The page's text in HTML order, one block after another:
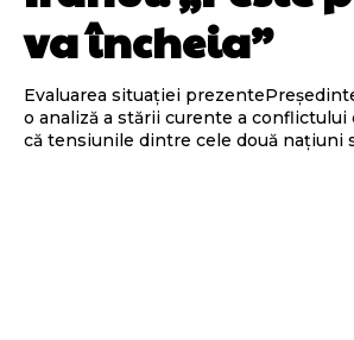
va încheia”
Evaluarea situației
o analiză a stării curente a conflictului
că tensiunile dintre cele două națiuni